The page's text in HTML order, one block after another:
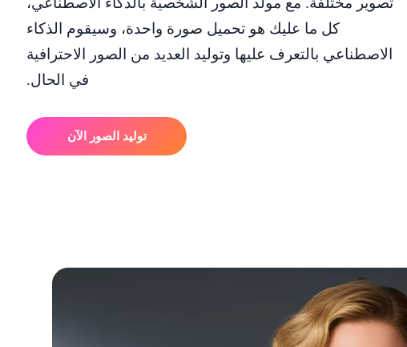
كل ما عليك هو تحميل صورة واحدة، وسيقوم الذكاء
الاصطناعي بالتعرف عليها وتوليد العديد من الصور الاحترافية
في الحال.
توليد الصور الآن